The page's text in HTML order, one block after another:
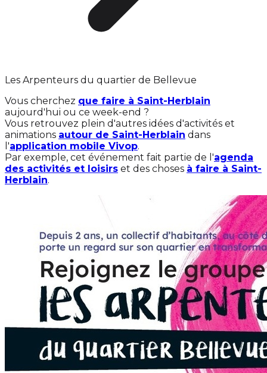
Les Arpenteurs du quartier de Bellevue
Vous cherchez que faire à Saint-Herblain
aujourd'hui ou ce week-end ?
Vous retrouvez plein d'autres idées d'activités et
animations autour de Saint-Herblain dans
l'application mobile Vivop.
Par exemple, cet événement fait partie de l'agenda
des activités et loisirs et des choses à faire à Saint-
Herblain.